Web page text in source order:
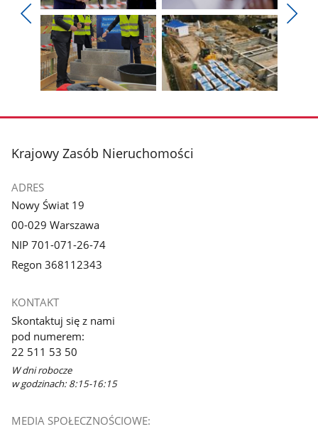
Pokaż
poprzednie
zdjęcia
Pokaż
zdjęcie
1
z
galerii.
Pokaż
zdjęcie
2
z
galerii.
zdjęcie
galerii.
zdjęcie
galerii.
stopka
Krajowy Zasób Nieruchomości
ADRES
Nowy Świat 19
00-029 Warszawa
NIP 701-071-26-74
Regon 368112343
KONTAKT
Skontaktuj się z nami
pod numerem:
22 511 53 50
W dni robocze
w godzinach: 8:15-16:15
MEDIA SPOŁECZNOŚCIOWE: